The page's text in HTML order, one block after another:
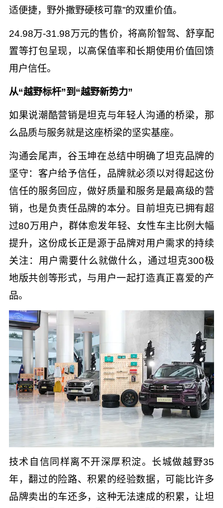
适便捷，野外撒野硬核可靠”的双重价值。
24.98万-31.98万元的售价，将高阶智驾、舒享配
置等打包呈现，以高保值率和长期使用价值回馈
用户信任。
从“越野标杆”到“越野新势力”
如果说潮酷营销是坦克与年轻人沟通的桥梁，那
么品质与服务就是这座桥梁的坚实基座。
沟通会尾声，谷玉坤在总结中明确了坦克品牌的
坚守：客户给予信任，品牌就必须以对得起这份
信任的服务回应，做好质量和服务是最高级的营
销，也是负责任品牌的本分。目前坦克已拥有超
过80万用户，群体愈发年轻、女性车主比例大幅
提升，这份成长正是源于品牌对用户需求的持续
关注：用户需要什么就做什么，通过坦克300极
地版共创等形式，与用户一起打造真正喜爱的产
品。
技术自信同样离不开深厚积淀。长城做越野35
年，翻过的险路、积累的经验数据，可能比许多
品牌卖出的车还多，这种无法速成的积累，让坦